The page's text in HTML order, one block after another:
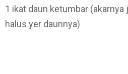
1 ikat daun ketumbar (akarnya
halus yer daunnya)